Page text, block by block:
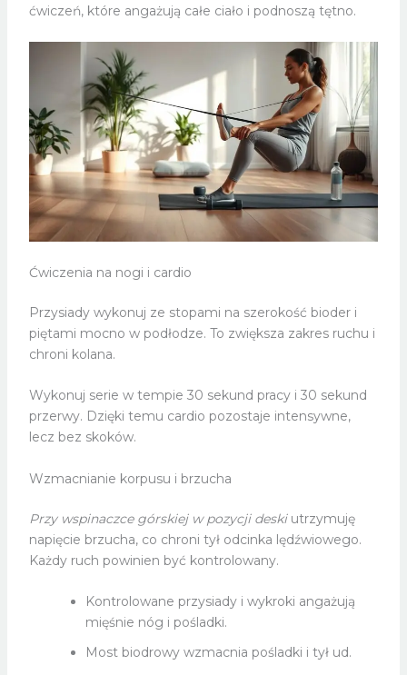
ćwiczeń, które angażują całe ciało i podnoszą tętno.
Ćwiczenia na nogi i cardio
Przysiady wykonuj ze stopami na szerokość bioder i
piętami mocno w podłodze. To zwiększa zakres ruchu i
chroni kolana.
Wykonuj serie w tempie 30 sekund pracy i 30 sekund
przerwy. Dzięki temu cardio pozostaje intensywne,
lecz bez skoków.
Wzmacnianie korpusu i brzucha
Przy wspinaczce górskiej w pozycji deskiutrzymuję
napięcie brzucha, co chroni tył odcinka lędźwiowego.
Każdy ruch powinien być kontrolowany.
Kontrolowane przysiady i wykroki angażują
mięśnie nóg i pośladki.
Most biodrowy wzmacnia pośladki i tył ud.